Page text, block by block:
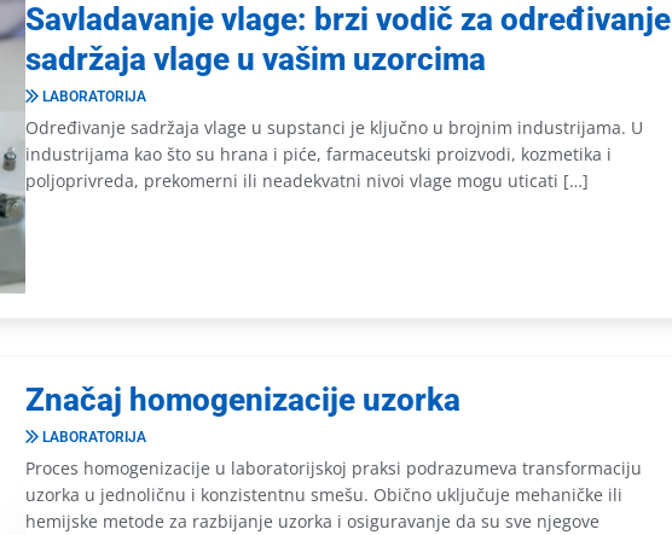
Savladavanje vlage: brzi vodič za određivanje
sadržaja vlage u vašim uzorcima
LABORATORIJA
Određivanje sadržaja vlage u supstanci je ključno u brojnim industrijama. U
industrijama kao što su hrana i piće, farmaceutski proizvodi, kozmetika i
poljoprivreda, prekomerni ili neadekvatni nivoi vlage mogu uticati […]
Značaj homogenizacije uzorka
LABORATORIJA
Proces homogenizacije u laboratorijskoj praksi podrazumeva transformaciju
uzorka u jednoličnu i konzistentnu smešu. Obično uključuje mehaničke ili
hemijske metode za razbijanje uzorka i osiguravanje da su sve njegove